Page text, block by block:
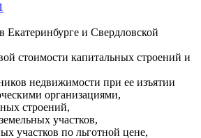
Екатеринбурге и Свердловской
стоимости капитальных строений и
недвижимости при ее изъятии
организациями,
строений,
участков,
участков по льготной цене,